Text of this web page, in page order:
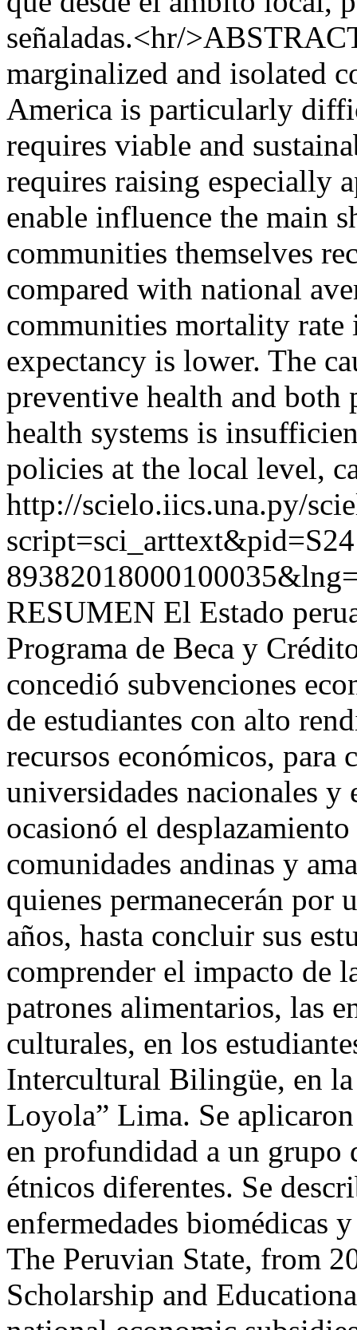
señaladas.<hr/
marginalized and isolated
America is particularly
requires viable and
requires raising especially
enable influence the main
communities themselves
compared with national
communities mortality
expectancy is lower. The
preventive health and both
health systems is
policies at the local level,
http://scielo.iics.una.py/
RESUMEN El Estado
Programa de Beca y
concedió subvenciones
de estudiantes con alto
recursos económicos, para
universidades nacionales y
ocasionó el
comunidades andinas y
quienes permanecerán por
años, hasta concluir sus
comprender el impacto de
patrones alimentarios, las
culturales, en los
Intercultural Bilingüe, en
Loyola” Lima. Se
en profundidad a un grupo
étnicos diferentes. Se
enfermedades biomédicas
The Peruvian State, from
Scholarship and